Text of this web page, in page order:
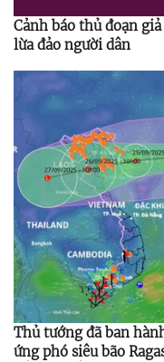
Cảnh báo thủ đoạn
lừa đảo người dân
Thủ tướng đã ban
ứng phó siêu bão